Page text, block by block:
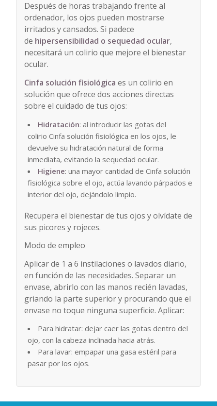
Después de horas trabajando frente al
ordenador, los ojos pueden mostrarse
irritados y cansados. Si padece
de hipersensibilidad o sequedad ocular,
necesitará un colirio que mejore el bienestar
ocular.
Cinfa solución fisiológica es un colirio en
solución que ofrece dos acciones directas
sobre el cuidado de tus ojos:
Hidratación: al introducir las gotas del
colirio Cinfa solución fisiológica en los ojos, le
devuelve su hidratación natural de forma
inmediata, evitando la sequedad ocular.
Higiene: una mayor cantidad de Cinfa solución
fisiológica sobre el ojo, actúa lavando párpados e
interior del ojo, dejándolo limpio.
Recupera el bienestar de tus ojos y olvídate de
sus picores y rojeces.
Modo de empleo
Aplicar de 1 a 6 instilaciones o lavados diario,
en función de las necesidades. Separar un
envase, abrirlo con las manos recién lavadas,
griando la parte superior y procurando que el
envase no toque ninguna superficie. Aplicar:
Para hidratar: dejar caer las gotas dentro del
ojo, con la cabeza inclinada hacia atrás.
Para lavar: empapar una gasa estéril para
pasar por los ojos.